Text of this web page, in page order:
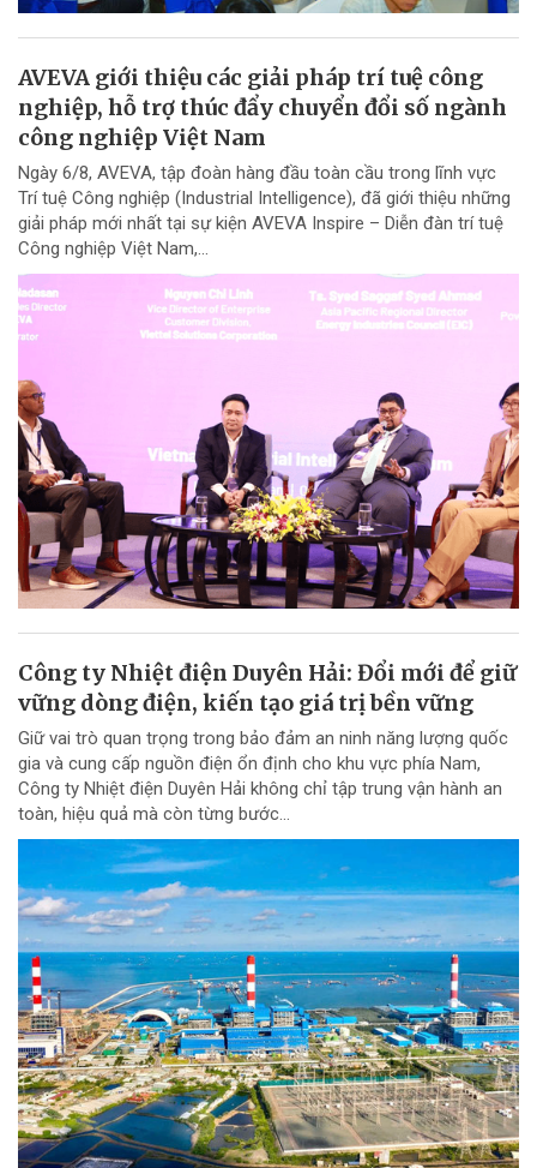
AVEVA giới thiệu các giải pháp trí tuệ công
nghiệp, hỗ trợ thúc đẩy chuyển đổi số ngành
công nghiệp Việt Nam
Ngày 6/8, AVEVA, tập đoàn hàng đầu toàn cầu trong lĩnh vực
Trí tuệ Công nghiệp (Industrial Intelligence), đã giới thiệu những
giải pháp mới nhất tại sự kiện AVEVA Inspire – Diễn đàn trí tuệ
Công nghiệp Việt Nam,...
Công ty Nhiệt điện Duyên Hải: Đổi mới để giữ
vững dòng điện, kiến tạo giá trị bền vững
Giữ vai trò quan trọng trong bảo đảm an ninh năng lượng quốc
gia và cung cấp nguồn điện ổn định cho khu vực phía Nam,
Công ty Nhiệt điện Duyên Hải không chỉ tập trung vận hành an
toàn, hiệu quả mà còn từng bước...